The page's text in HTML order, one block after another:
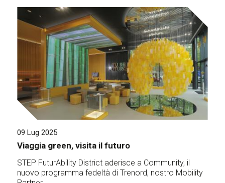
09 Lug 2025
Viaggia green, visita il futuro
STEP FuturAbility District aderisce a Community, il
nuovo programma fedeltà di Trenord, nostro Mobility